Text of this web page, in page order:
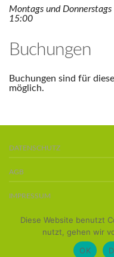
Montags und
15:00
Buchungen
Buchungen sind für
möglich.
DATENSCHUTZ
AGB
IMPRESSUM
BOARDS KAUFEN
Team
Diese Website benutzt
nutzt, gehen wir
OK